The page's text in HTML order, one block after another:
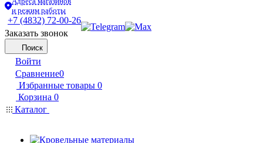
и режим работы
+7 (4832) 72-00-26
Заказать звонок
Поиск
Войти
Сравнение0
Избранные товары 0
Корзина 0
Каталог